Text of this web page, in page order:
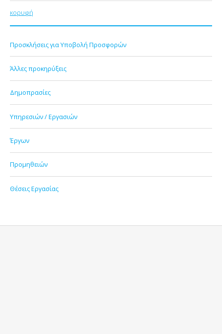
κορυφή
Προσκλήσεις για Υποβολή Προσφορών
Άλλες προκηρύξεις
Δημοπρασίες
Υπηρεσιών / Εργασιών
Έργων
Προμηθειών
Θέσεις Εργασίας